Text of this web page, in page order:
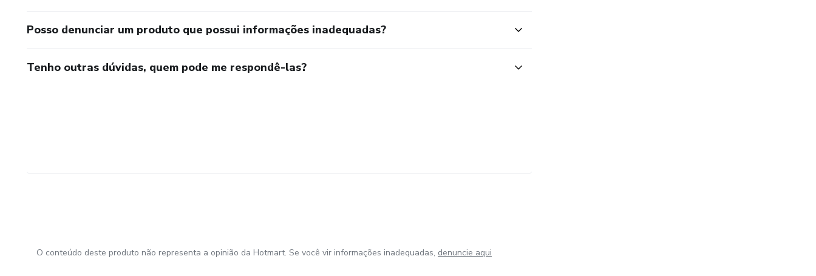
Posso denunciar um produto que possui informações inadequadas?
Tenho outras dúvidas, quem pode me respondê-las?
O conteúdo deste produto não representa a opinião da Hotmart. Se você vir informações inadequadas, denuncie aqui